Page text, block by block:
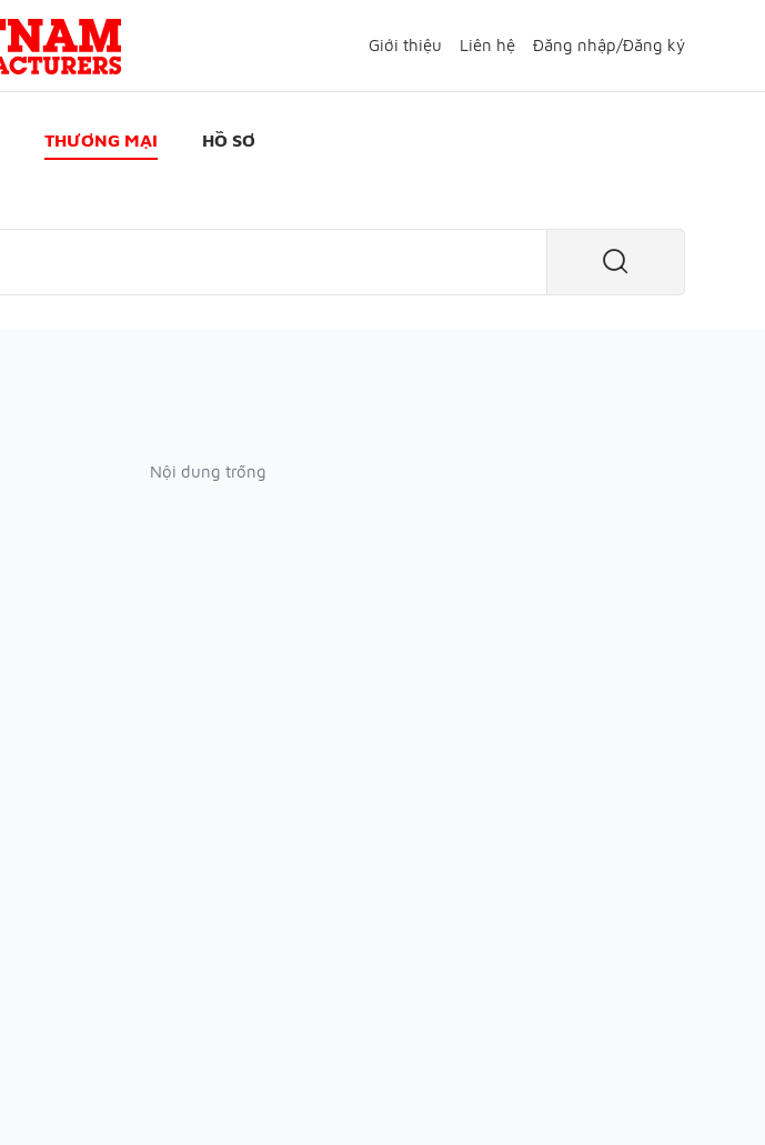
Giới thiệu Liên hệ Đăng nhập/Đăng ký
THƯƠNG MẠI HỒ SƠ
Nội dung trống